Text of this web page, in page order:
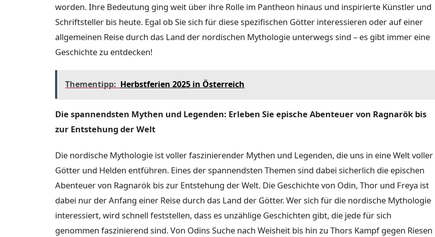
worden. Ihre Bedeutung ging weit über ihre Rolle im Pantheon hinaus und inspirierte Künstler und
Schriftsteller bis heute. Egal ob Sie sich für diese spezifischen Götter interessieren oder auf einer
allgemeinen Reise durch das Land der nordischen Mythologie unterwegs sind – es gibt immer eine
Geschichte zu entdecken!
Thementipp: Herbstferien 2025 in Österreich
Die spannendsten Mythen und Legenden: Erleben Sie epische Abenteuer von Ragnarök bis
zur Entstehung der Welt
Die nordische Mythologie ist voller faszinierender Mythen und Legenden, die uns in eine Welt voller
Götter und Helden entführen. Eines der spannendsten Themen sind dabei sicherlich die epischen
Abenteuer von Ragnarök bis zur Entstehung der Welt. Die Geschichte von Odin, Thor und Freya ist
dabei nur der Anfang einer Reise durch das Land der Götter. Wer sich für die nordische Mythologie
interessiert, wird schnell feststellen, dass es unzählige Geschichten gibt, die jede für sich
genommen faszinierend sind. Von Odins Suche nach Weisheit bis hin zu Thors Kampf gegen Riesen